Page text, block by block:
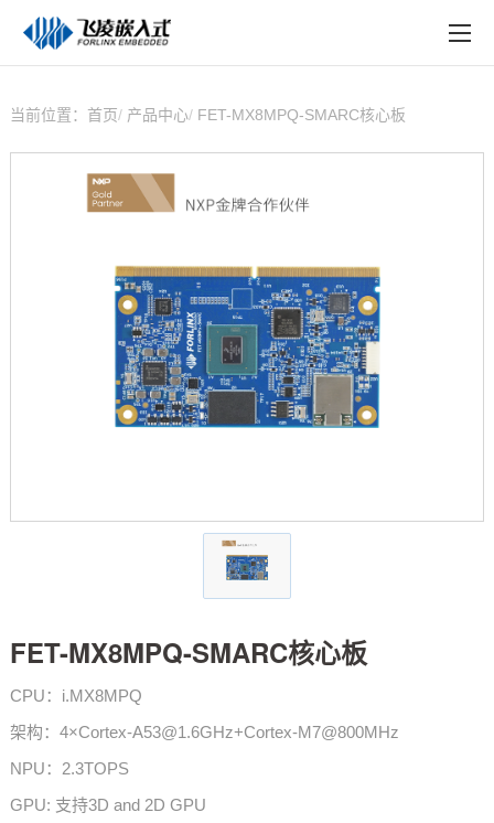
技术与支持
在线购买
当前位置： 首页 产品中心 FET-MX8MPQ-SMARC核心板
FET-MX8MPQ-SMARC核心板
CPU：i.MX8MPQ
架构：4×Cortex-A53@1.6GHz+Cortex-M7@800MHz
NPU：2.3TOPS
GPU: 支持3D and 2D GPU